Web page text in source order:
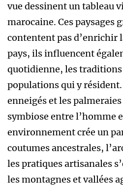
vue dessinent un tableau
marocaine. Ces paysages
contentent pas d’enrichir
pays, ils influencent
quotidienne, les traditions
populations qui y
enneigés et les
symbiose entre l’homme
environnement crée un
coutumes ancestrales,
les pratiques artisanales
les montagnes et vallées